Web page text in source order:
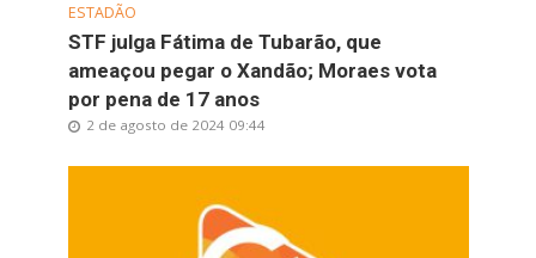
ESTADÃO
STF julga Fátima de Tubarão, que
ameaçou pegar o Xandão; Moraes vota
por pena de 17 anos
2 de agosto de 2024 09:44